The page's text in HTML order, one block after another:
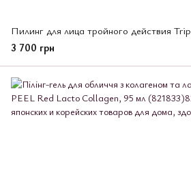
3 700 грн